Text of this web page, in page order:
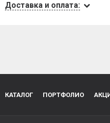
Доставка и оплата:
КАТАЛОГ ПОРТФОЛИО